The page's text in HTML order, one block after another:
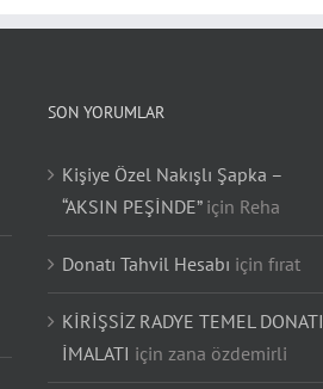
SON YORUMLAR
Kişiye Özel Nakışlı Şapka –
“AKSIN PEŞİNDE”için Reha
Donatı Tahvil Hesabı için fırat
KİRİŞSİZ RADYE TEMEL DONATI
İMALATI için zana özdemirli